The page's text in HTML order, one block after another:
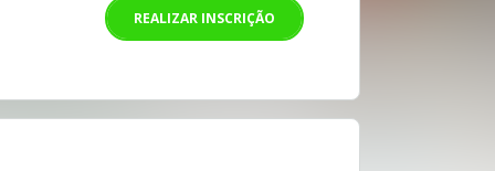
REALIZAR INSCRIÇÃO